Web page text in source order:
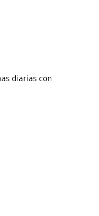
diarias con